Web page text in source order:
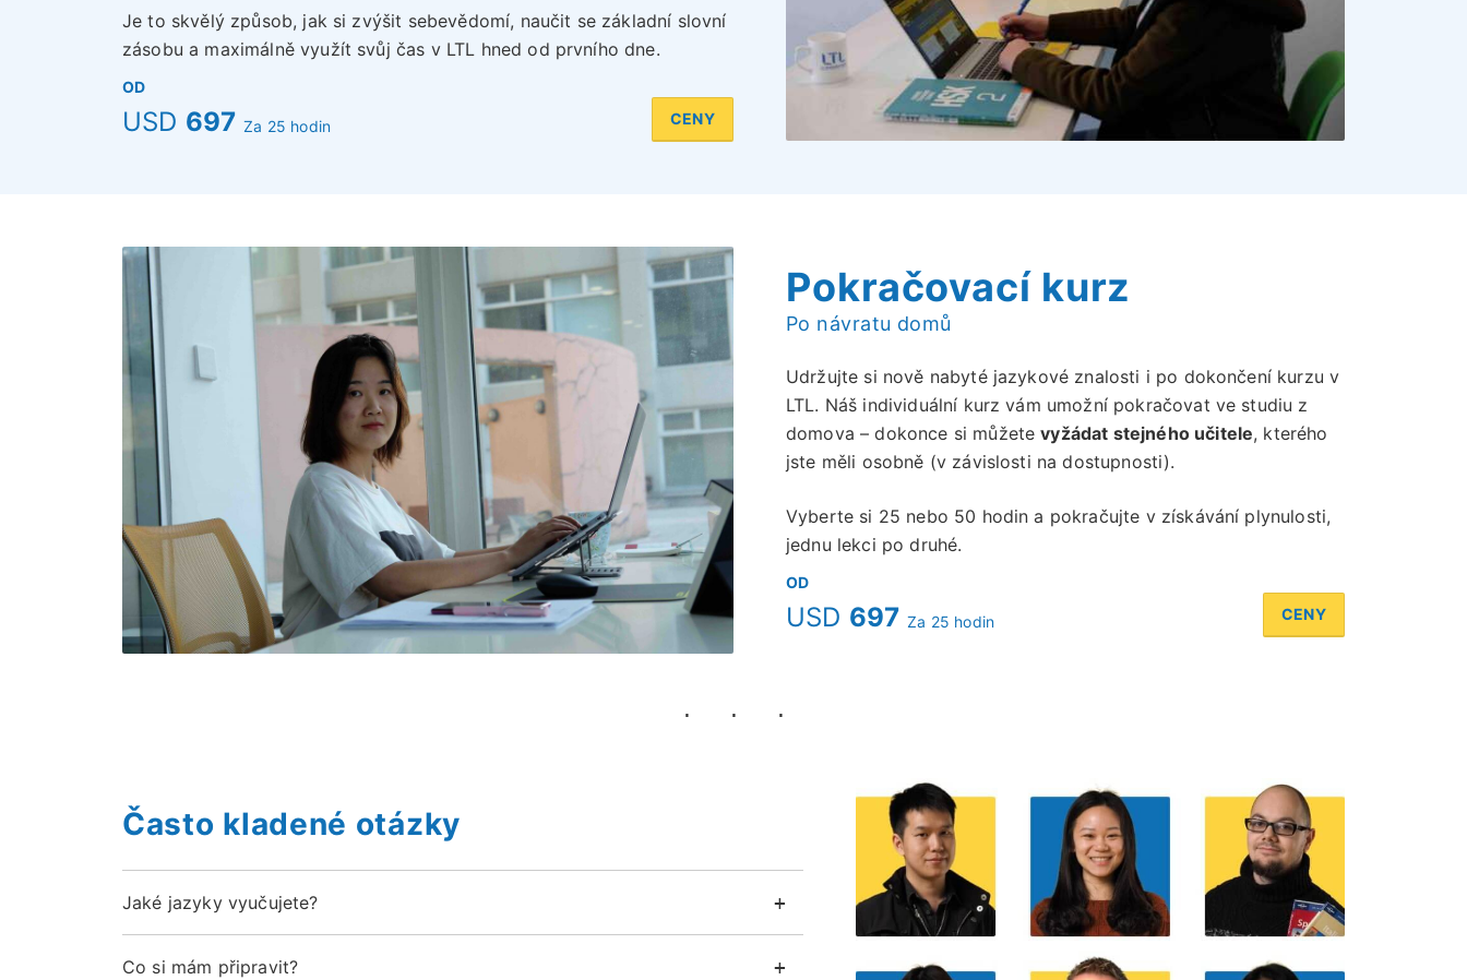
Je to skvělý způsob, jak si zvýšit sebevědomí, naučit se základní slovní
zásobu a maximálně využít svůj čas v LTL hned od prvního dne.
OD
USD 697 Za 25 hodin CENY
Pokračovací kurz
Po návratu domů
Udržujte si nově nabyté jazykové znalosti i po dokončení kurzu v
LTL. Náš individuální kurz vám umožní pokračovat ve studiu z
domova – dokonce si můžetevyžádat stejného učitele, kterého
jste měli osobně (v závislosti na dostupnosti).
Vyberte si 25 nebo 50 hodin a pokračujte v získávání plynulosti,
jednu lekci po druhé.
OD
USD 697 Za 25 hodin CENY
Často kladené otázky
Jaké jazyky vyučujete?
Co si mám připravit?